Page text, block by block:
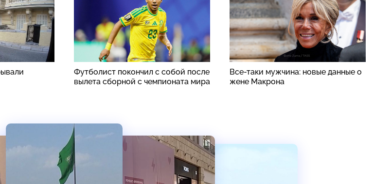
Футболист покончил с собой после
вылета сборной с чемпионата мира
Все-таки мужчина: новые данные о
жене Макрона